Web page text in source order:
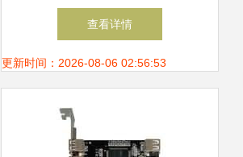
主流品牌报价与推荐
查看详情
更新时间：2026-08-06 02:56:53